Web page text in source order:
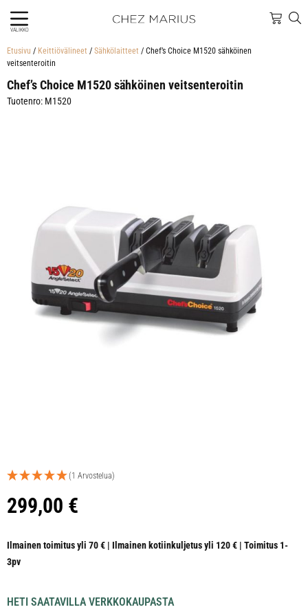
VALIKKO
Etusivu / Keittiövälineet / Sähkölaitteet / Chef’s Choice M1520 sähköinen
veitsenteroitin
Chef’s Choice M1520 sähköinen veitsenteroitin
Tuotenro: M1520
(1 Arvostelua)
299,00 €
Ilmainen toimitus yli 70 € | Ilmainen kotiinkuljetus yli 120 € | Toimitus 1-
3pv
HETI SAATAVILLA VERKKOKAUPASTA